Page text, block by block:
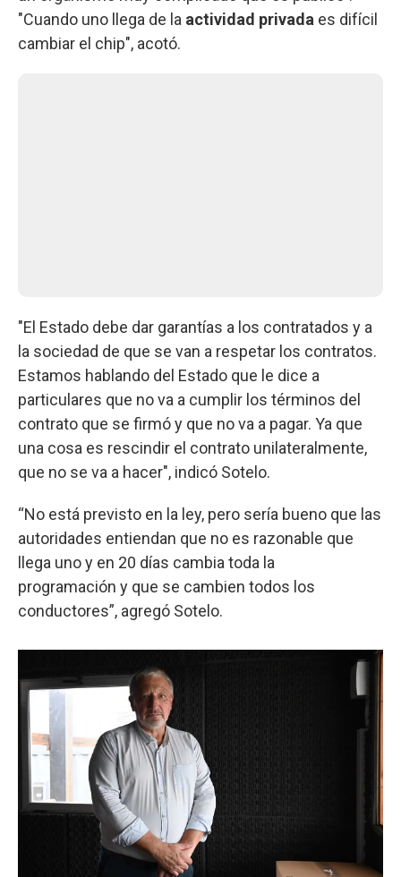
"Cuando uno llega de la actividad privada es difícil
cambiar el chip", acotó.
"El Estado debe dar garantías a los contratados y a
la sociedad de que se van a respetar los contratos.
Estamos hablando del Estado que le dice a
particulares que no va a cumplir los términos del
contrato que se firmó y que no va a pagar. Ya que
una cosa es rescindir el contrato unilateralmente,
que no se va a hacer", indicó Sotelo.
“No está previsto en la ley, pero sería bueno que las
autoridades entiendan que no es razonable que
llega uno y en 20 días cambia toda la
programación y que se cambien todos los
conductores”, agregó Sotelo.